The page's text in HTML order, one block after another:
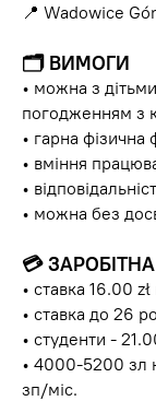
📍 Wadowice
🗂 ВИМОГИ
• можна з
погодженням з
• гарна фізична
• вміння
•
• можна без
💳
• ставка 16.00
• ставка до 26
• студенти -
• 4000-5200 зл
зп/міс.